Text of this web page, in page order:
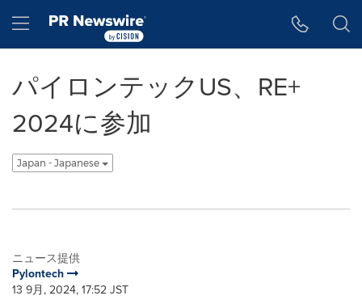
Hamburger menu
パイロンテックUS、RE+
2024に参加
Japan - Japanese
ニュース提供
Pylontech
13 9月, 2024, 17:52 JST